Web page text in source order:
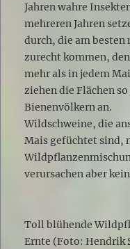
Jahren wahre
mehreren Jahren
durch, die am
zurecht kommen,
mehr als in jedem
ziehen die Flächen
Bienenvölkern an.
Wildschweine, die
Mais gefüchtet sind,
verursachen aber
Toll blühende
Ernte (Foto: Hendrik